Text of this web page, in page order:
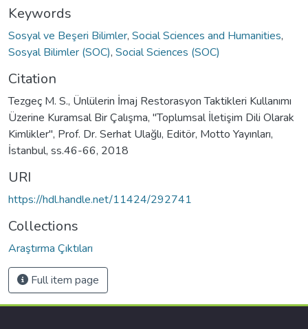
Keywords
Sosyal ve Beşeri Bilimler, Social Sciences and Humanities,
Sosyal Bilimler (SOC), Social Sciences (SOC)
Citation
Tezgeç M. S., Ünlülerin İmaj Restorasyon Taktikleri Kullanımı
Üzerine Kuramsal Bir Çalışma, "Toplumsal İletişim Dili Olarak
Kimlikler", Prof. Dr. Serhat Ulağlı, Editör, Motto Yayınları,
İstanbul, ss.46-66, 2018
URI
https://hdl.handle.net/11424/292741
Collections
Araştırma Çıktıları
Full item page